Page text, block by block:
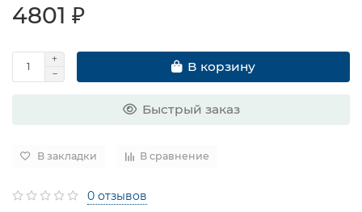
4801 ₽
В корзину
Быстрый заказ
В закладки В сравнение
0 отзывов